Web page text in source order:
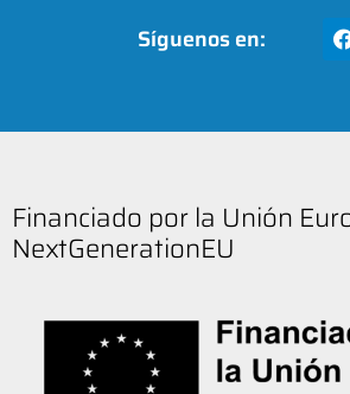
Síguenos en:
Financiado por la Unión
NextGenerationEU